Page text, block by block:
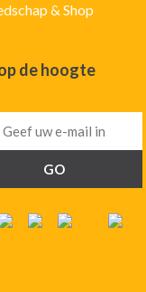
& Shop
de hoogte